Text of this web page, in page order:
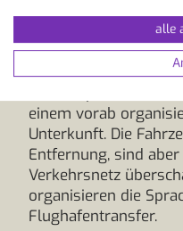
Südflughafen wird
Verbindungen
stärker mit dem
ist. Nach der
einem vorab
Unterkunft. Die
Entfernung, sind
Verkehrsnetz
organisieren die
Flughafentransfer.
alle